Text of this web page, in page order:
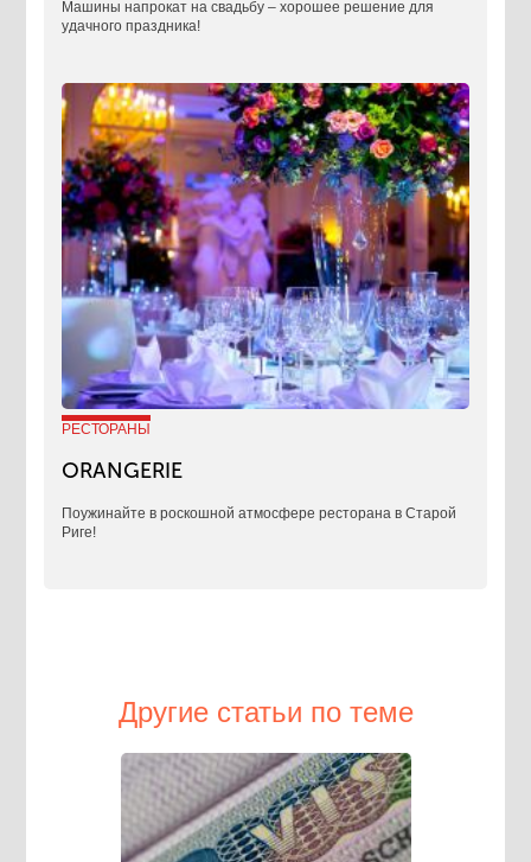
​Машины напрокат на свадьбу – хорошее решение для
удачного праздника!
РЕСТОРАНЫ
ORANGERIE
Поужинайте в роскошной атмосфере ресторана в Старой
Риге!
Другие статьи по теме